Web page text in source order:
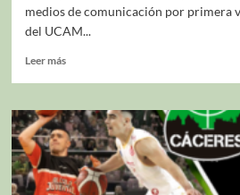
medios de comunicación por primera
del UCAM...
Leer más